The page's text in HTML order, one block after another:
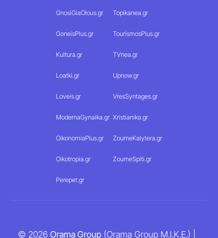
GnosiGiaOlous.gr Topikanea.gr
GoneisPlus.gr TourismosPlus.gr
Kultura.gr TVnea.gr
Loatki.gr Upnow.gr
Loveis.gr VresSyntages.gr
ModernaGynaika.gr Xristianika.gr
OikonomiaPlus.gr ZoumeKalytera.gr
Oikotropia.gr ZoumeSpiti.gr
Perepet.gr
© 2026 Orama Group(Orama Group Μ.Ι.Κ.Ε.) |